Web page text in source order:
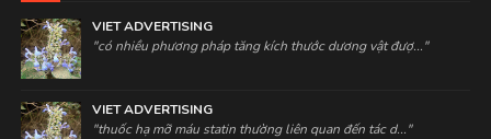
VIET ADVERTISING
"có nhiều phương pháp tăng kích thước dương vật đượ..."
VIET ADVERTISING
"thuốc hạ mỡ máu statin thường liên quan đến tác d..."